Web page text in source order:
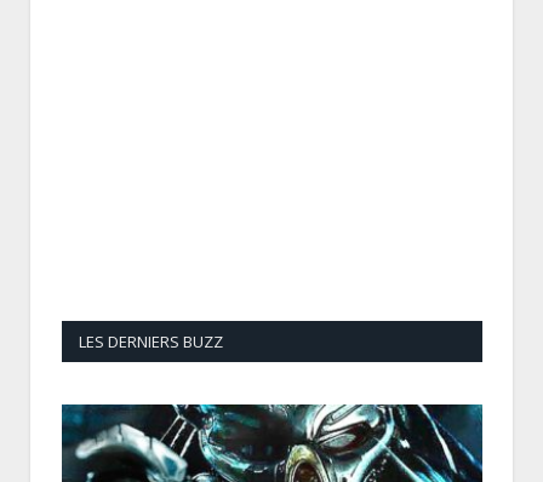
LES DERNIERS BUZZ